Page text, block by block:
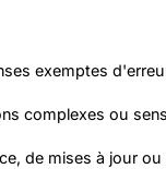
exemptes
complexes ou
de mises à jour ou